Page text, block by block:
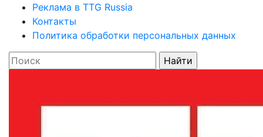
Реклама в TTG Russia
Контакты
Политика обработки персональных данных